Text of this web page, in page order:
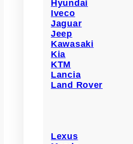
Hyundai
Iveco
Jaguar
Jeep
Kawasaki
Kia
KTM
Lancia
Land Rover
Lexus